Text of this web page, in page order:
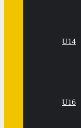
U14
U16